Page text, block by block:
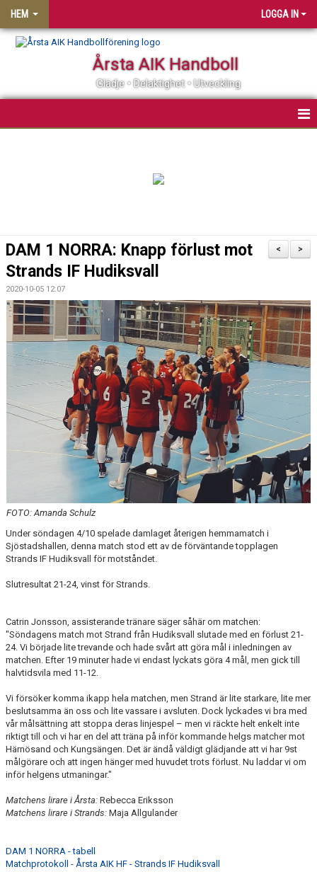
HEM LOGGA IN
Årsta AIK Handboll
Glädje • Delaktighet • Utveckling
KLUBBSHOP
LEDARGUIDEN
>
<
DAM 1 NORRA: Knapp förlust mot
Strands IF Hudiksvall
2020-10-05 12:07
FOTO: Amanda Schulz
Under söndagen 4/10 spelade damlaget återigen hemmamatch i
Sjöstadshallen, denna match stod ett av de förväntande topplagen
Strands IF Hudiksvall för motståndet.
Slutresultat 21-24, vinst för Strands.
Catrin Jonsson, assisterande tränare säger såhär om matchen:
"Söndagens match mot Strand från Hudiksvall slutade med en förlust 21-
24. Vi började lite trevande och hade svårt att göra mål i inledningen av
matchen. Efter 19 minuter hade vi endast lyckats göra 4 mål, men gick till
halvtidsvila med 11-12.
Vi försöker komma ikapp hela matchen, men Strand är lite starkare, lite mer
beslutsamma än oss och lite vassare i avsluten. Dock lyckades vi bra med
vår målsättning att stoppa deras linjespel – men vi räckte helt enkelt inte
riktigt till och vi har en del att träna på inför kommande helgs matcher mot
Härnösand och Kungsängen. Det är ändå väldigt glädjande att vi har 9st
målgörare och att ingen hänger med huvudet trots förlust. Nu laddar vi om
inför helgens utmaningar."
Matchens lirare i Årsta: Rebecca Eriksson
Matchens lirare i Strands: Maja Allgulander
DAM 1 NORRA - tabell
Matchprotokoll - Årsta AIK HF - Strands IF Hudiksvall